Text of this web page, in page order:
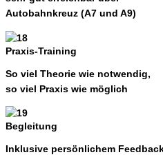
Autobahnkreuz (A7 und A9)
Praxis-Training
So viel Theorie wie notwendig,
so viel Praxis wie möglich
Begleitung
Inklusive persönlichem